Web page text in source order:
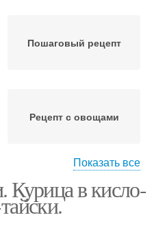
Пошаговый рецепт
Рецепт с овощами
Острая курица
Показать все
Курица в кисло-